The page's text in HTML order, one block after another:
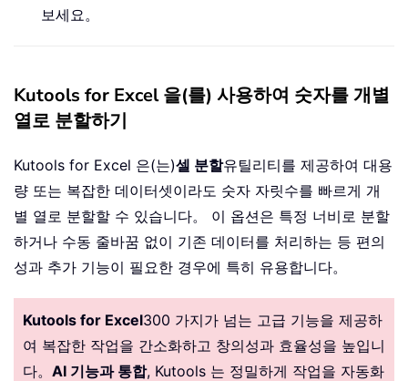
보세요。
Kutools for Excel 을(를) 사용하여 숫자를 개별
열로 분할하기
Kutools for Excel 은(는)셀 분할유틸리티를 제공하여 대용
량 또는 복잡한 데이터셋이라도 숫자 자릿수를 빠르게 개
별 열로 분할할 수 있습니다。 이 옵션은 특정 너비로 분할
하거나 수동 줄바꿈 없이 기존 데이터를 처리하는 등 편의
성과 추가 기능이 필요한 경우에 특히 유용합니다。
Kutools for Excel300 가지가 넘는 고급 기능을 제공하
여 복잡한 작업을 간소화하고 창의성과 효율성을 높입니
다。 AI 기능과 통합, Kutools 는 정밀하게 작업을 자동화